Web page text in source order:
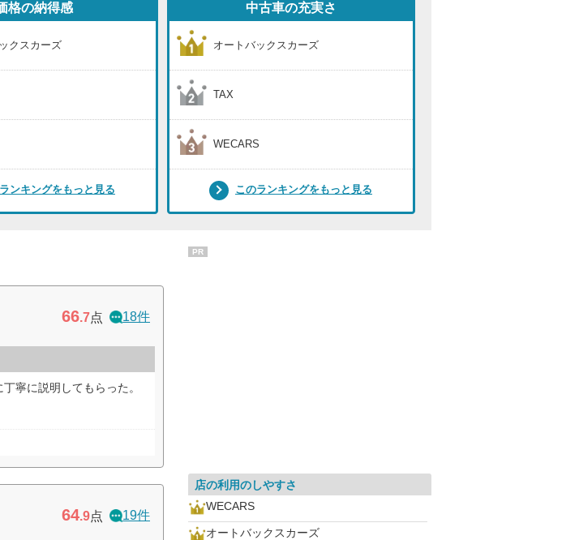
格の納得感
クスカーズ
ンキングをもっと見る
中古車の充実さ
オートバックスカーズ
TAX
WECARS
このランキングをもっと見る
66.7点 18件
寧に説明してもらった。
64.9点 19件
PR
店の利用のしやすさ
WECARS
オートバックスカーズ